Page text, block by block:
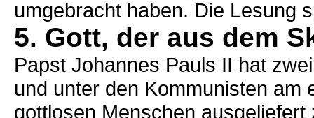
umgebracht haben. Die Lesung
5. Gott, der aus dem
Papst Johannes Pauls II hat
und unter den Kommunisten am
gottlosen Menschen